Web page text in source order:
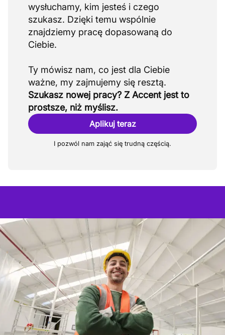
wysłuchamy, kim jesteś i czego
szukasz. Dzięki temu wspólnie
znajdziemy pracę dopasowaną do
Ciebie.
Ty mówisz nam, co jest dla Ciebie
Szukasz nowej pracy? Z Accent jest to
prostsze, niż myślisz.
Aplikuj teraz
I pozwól nam zająć się trudną częścią.